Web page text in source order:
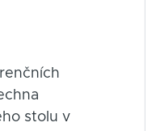
stolu v